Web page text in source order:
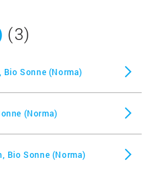
(3)
Sonne (Norma)
(Norma)
Bio Sonne (Norma)